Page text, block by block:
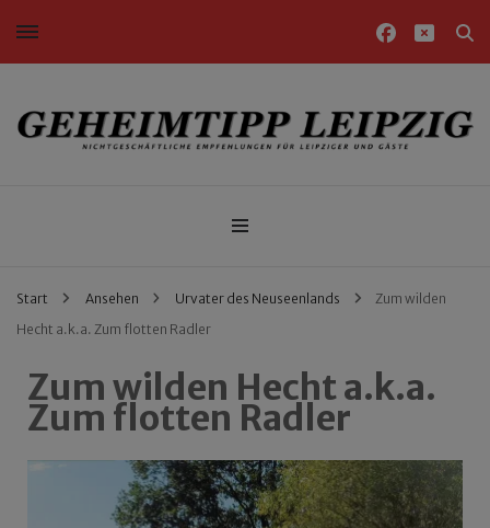
Nichtgeschäftliche Empfehlungen für Leipziger und Gäste
Start Ansehen Urvater des Neuseenlands
Zum wilden
Hecht a.k.a. Zum flotten Radler
Zum wilden Hecht a.k.a.
Zum flotten Radler